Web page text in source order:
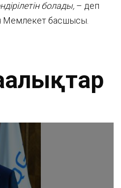
болады, – деп
Мемлекет басшысы.